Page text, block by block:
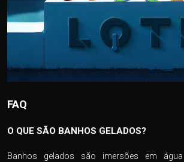
FAQ
O QUE SÃO BANHOS GELADOS?
Banhos gelados são imersões em